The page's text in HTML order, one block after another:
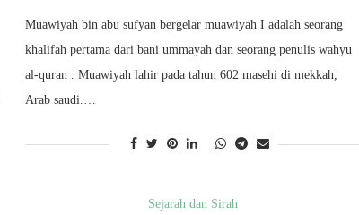
Muawiyah bin abu sufyan bergelar muawiyah I adalah seorang
khalifah pertama dari bani ummayah dan seorang penulis wahyu
al-quran . Muawiyah lahir pada tahun 602 masehi di mekkah,
Arab saudi.…
Sejarah dan Sirah